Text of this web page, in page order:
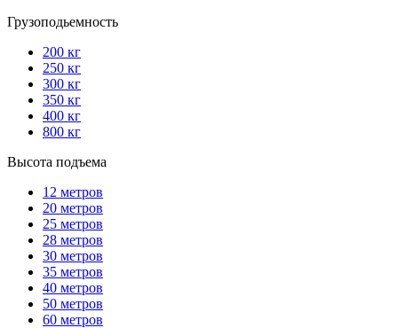
Грузоподьемность
200 кг
250 кг
300 кг
350 кг
400 кг
800 кг
Высота подъема
12 метров
20 метров
25 метров
28 метров
30 метров
35 метров
40 метров
50 метров
60 метров